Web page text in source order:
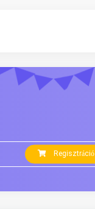
Regisztráció